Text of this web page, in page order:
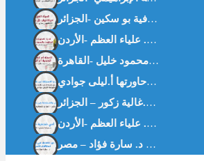
بين التحدي والاستجابة في بلاد المهجر – حوار مع -غالية زكور-أخصائية القلب. حاورتها أ.ليلى جوادي
بين التحدي والاستجابة في بلاد المهجر -د.غالية زكور – الجزائر